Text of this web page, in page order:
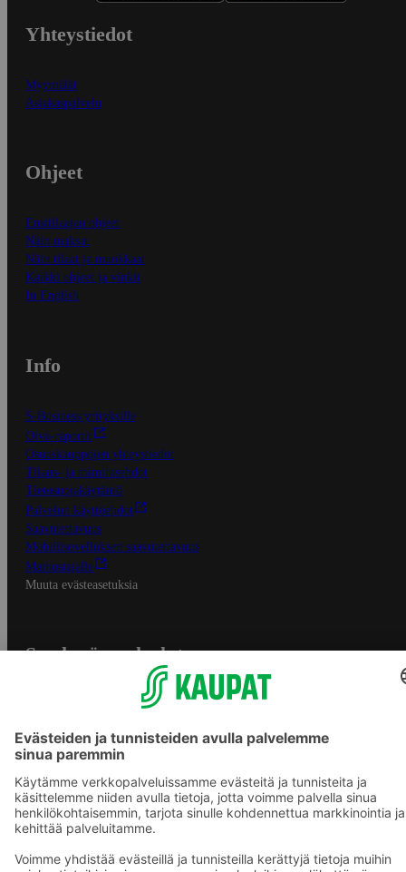
Yhteystiedot
Myymälät
Asiakaspalvelu
Ohjeet
Ensitilaajan ohjeet
Näin maksat
Näin tilaat ja muokkaat
Kaikki ohjeet ja vinkit
In English
Info
S-Business yrityksille
Oiva-raportit
Osuuskauppojen yhteystiedot
Tilaus- ja toimitusehdot
Tietosuojakäytäntö
Palvelun käyttöehdot
Saavutettavuus
Mobiilisovelluksen saavutettavuus
Mainostajalle
Muuta evästeasetuksia
S-ryhmän palvelut
Yhteishyvä Ruoka -sovellus
S-ostoslista -sovellus
Prisma.fi
Sokos.fi
S-Pankki
Sokos Hotels